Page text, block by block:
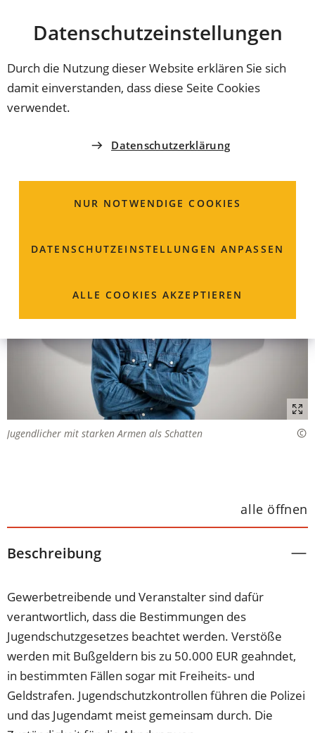
Datenschutz­einstellungen
Durch die Nutzung dieser Website erklären Sie sich
damit einverstanden, dass diese Seite Cookies
verwendet.
Datenschutzerklärung
NUR NOTWENDIGE COOKIES
DATENSCHUTZ­EINSTELLUNGEN ANPASSEN
ALLE COOKIES AKZEPTIEREN
INHALT ANSPRINGEN
Coburg
AMT FÜR JUGEND UND FAMILIE
Informationen
Jugendlicher mit starken Armen als Schatten
alle öffnen
Beschreibung
Gewerbetreibende und Veranstalter sind dafür
verantwortlich, dass die Bestimmungen des
Jugendschutzgesetzes beachtet werden. Verstöße
werden mit Bußgeldern bis zu 50.000 EUR geahndet,
in bestimmten Fällen sogar mit Freiheits- und
Geldstrafen. Jugendschutzkontrollen führen die Polizei
und das Jugendamt meist gemeinsam durch. Die